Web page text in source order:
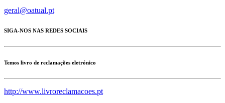
geral@oatual.pt
SIGA-NOS NAS REDES SOCIAIS
Temos livro de reclamações eletrónico
http://www.livroreclamacoes.pt